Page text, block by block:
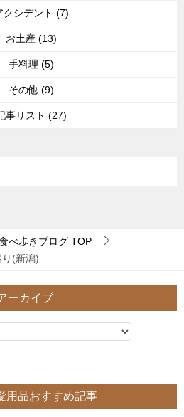
クシデント (7)
お土産 (13)
手料理 (5)
その他 (9)
事リスト (27)
べ歩きブログ TOP
(新潟)
ーカイブ
用品おすすめ記事